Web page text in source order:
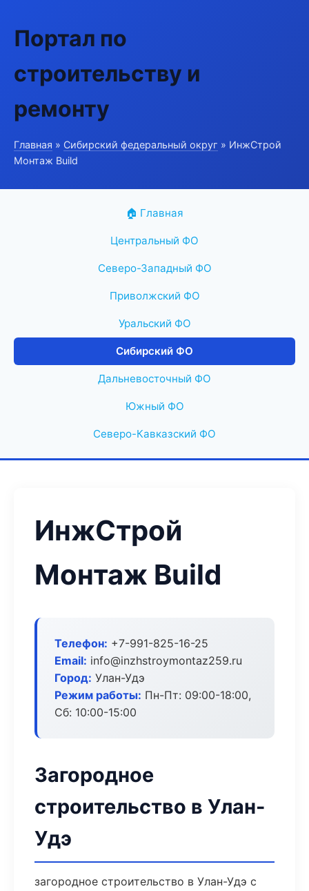
Портал по
строительству и
ремонту
Главная » Сибирский федеральный округ » ИнжСтрой
Монтаж Build
🏠 Главная
Центральный ФО
Северо-Западный ФО
Приволжский ФО
Уральский ФО
Сибирский ФО
Дальневосточный ФО
Южный ФО
Северо-Кавказский ФО
ИнжСтрой
Монтаж Build
Телефон: +7-991-825-16-25
Email: info@inzhstroymontaz259.ru
Город: Улан-Удэ
Режим работы: Пн-Пт: 09:00-18:00,
Сб: 10:00-15:00
Загородное
строительство в Улан-
Удэ
загородное строительство в Улан-Удэ с